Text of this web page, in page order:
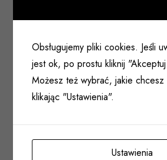
Obsługujemy pliki cookies. Jeśli
jest ok, po prostu kliknij
Możesz też wybrać, jakie chcesz
klikając "Ustawienia".
Ustawienia